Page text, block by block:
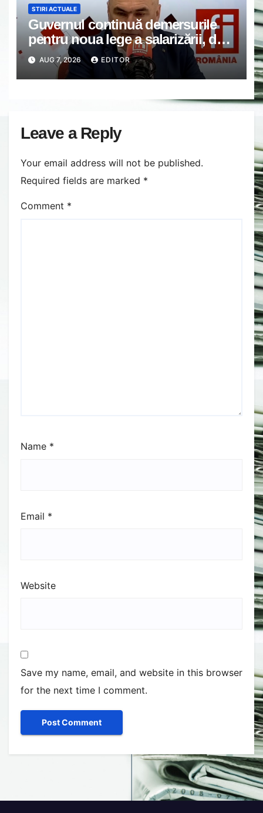
STIRI ACTUALE
Guvernul continuă demersurile
pentru noua lege a salarizării, deși
sindicatele se opun categoric.
Bolojan anunță când ar putea fi
depusă în Parlament
AUG 7, 2026 EDITOR
Leave a Reply
Your email address will not be published.
Required fields are marked *
Comment *
Name *
Email *
Website
Save my name, email, and website in this browser
for the next time I comment.